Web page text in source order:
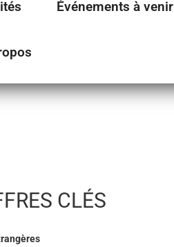
Événements à venir
CLÉS